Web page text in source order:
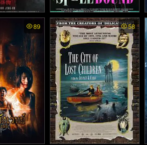
นธุ์อสูรกลาย
Spellbound - หวานใจยัยเห็
นผี (2011)
89 58